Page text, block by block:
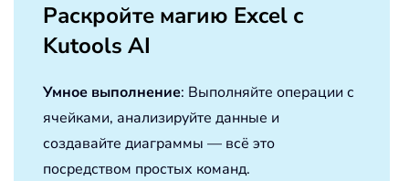
Раскройте магию Excel с
Kutools AI
Умное выполнение: Выполняйте операции с
ячейками, анализируйте данные и
создавайте диаграммы — всё это
посредством простых команд.